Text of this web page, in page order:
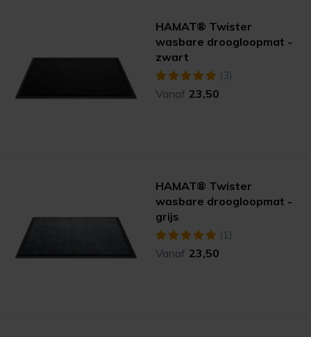
HAMAT® Twister
wasbare droogloopmat -
zwart
(3)
Vanaf 23,50
HAMAT® Twister
wasbare droogloopmat -
grijs
(1)
Vanaf 23,50